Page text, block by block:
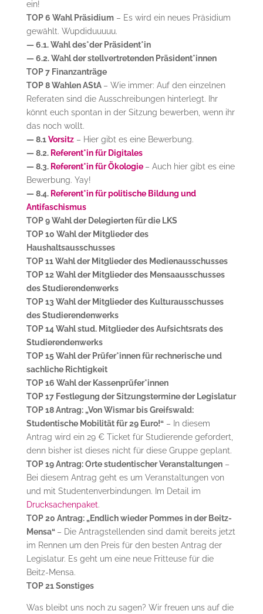
ein!
TOP 6 Wahl Präsidium– Es wird ein neues Präsidium
gewählt. Wupdiduuuuu.
— 6.1. Wahl des*der Präsident*in
— 6.2. Wahl der stellvertretenden Präsident*innen
TOP 7 Finanzanträge
TOP 8 Wahlen AStA – Wie immer: Auf den einzelnen
Referaten sind die Ausschreibungen hinterlegt. Ihr
könnt euch spontan in der Sitzung bewerben, wenn ihr
das noch wollt.
— 8.1Vorsitz– Hier gibt es eine Bewerbung.
— 8.2. Referent*in für Digitales
— 8.3. Referent*in für Ökologie – Auch hier gibt es eine
Bewerbung. Yay!
— 8.4. Referent*in für politische Bildung und
Antifaschismus
TOP 9 Wahl der Delegierten für die LKS
TOP 10 Wahl der Mitglieder des
Haushaltsausschusses
TOP 11 Wahl der Mitglieder des Medienausschusses
TOP 12 Wahl der Mitglieder des Mensaausschusses
des Studierendenwerks
TOP 13 Wahl der Mitglieder des Kulturausschusses
des Studierendenwerks
TOP 14 Wahl stud. Mitglieder des Aufsichtsrats des
Studierendenwerks
TOP 15 Wahl der Prüfer*innen für rechnerische und
sachliche Richtigkeit
TOP 16 Wahl der Kassenprüfer*innen
TOP 17 Festlegung der Sitzungstermine der Legislatur
TOP 18 Antrag: „Von Wismar bis Greifswald:
Studentische Mobilität für 29 Euro!“– In diesem
Antrag wird ein 29 € Ticket für Studierende gefordert,
denn bisher ist dieses nicht für diese Gruppe geplant.
TOP 19 Antrag: Orte studentischer Veranstaltungen–
Bei diesem Antrag geht es um Veranstaltungen von
und mit Studentenverbindungen. Im Detail im
Drucksachenpaket.
TOP 20 Antrag: „Endlich wieder Pommes in der Beitz-
Mensa“ – Die Antragstellenden sind damit bereits jetzt
im Rennen um den Preis für den besten Antrag der
Legislatur. Es geht um eine neue Fritteuse für die
Beitz-Mensa.
TOP 21 Sonstiges
Was bleibt uns noch zu sagen? Wir freuen uns auf die